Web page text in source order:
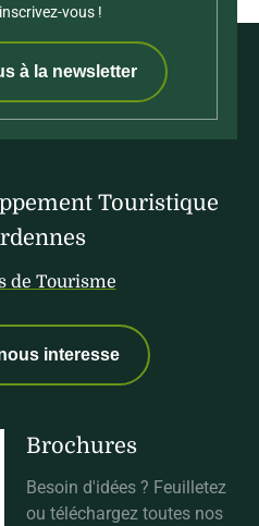
vous !
à la newsletter
Touristique
de Tourisme
interesse
Brochures
Besoin d'idées ? Feuilletez
ou téléchargez toutes nos